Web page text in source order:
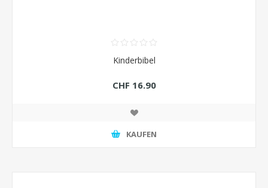
Kinderbibel
CHF 16.90
KAUFEN